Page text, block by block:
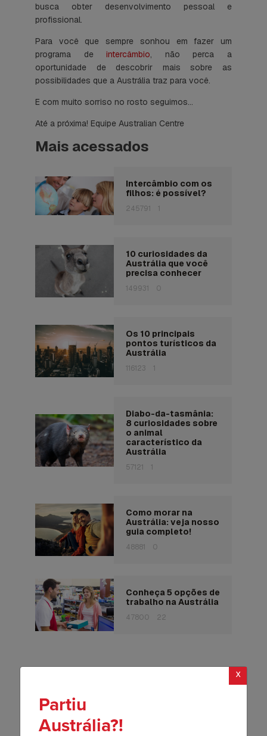
busca obter desenvolvimento pessoal e
profissional.
Para você que sempre sonhou em fazer um
programa deintercâmbio, não perca a
oportunidade de descobrir mais sobre as
possibilidades que a Austrália traz para você.
E com muito sorriso no rosto seguimos…
Até a próxima! Equipe Australian Centre
Mais acessados
Intercâmbio com os
filhos: é possível?
245791 1
10 curiosidades da
Austrália que você
precisa conhecer
149931 0
Os 10 principais
pontos turísticos da
Austrália
116123 1
Diabo-da-tasmânia:
8 curiosidades sobre
o animal
característico da
Austrália
57121 1
Como morar na
Austrália: veja nosso
guia completo!
48881 0
Conheça 5 opções de
trabalho na Austrália
47800 22
x
Partiu
Austrália?!